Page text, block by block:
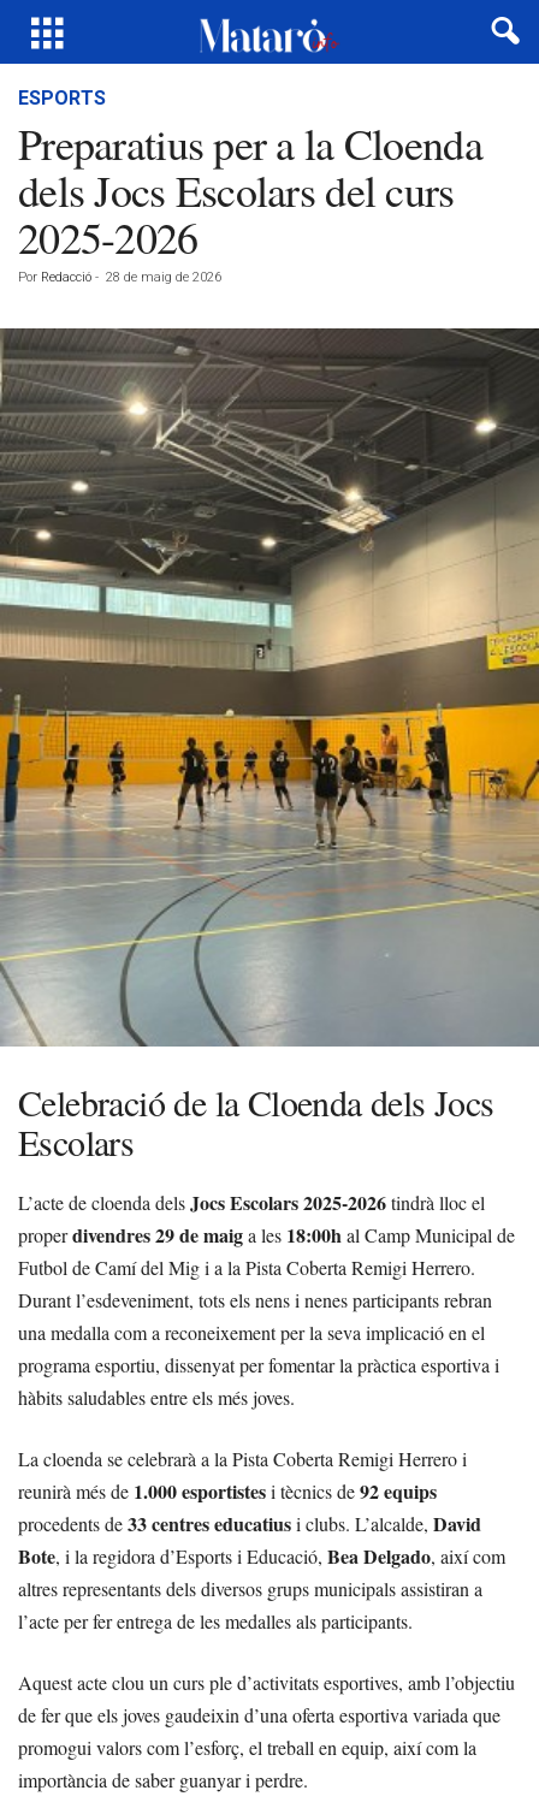
ESPORTS
Preparatius per a la Cloenda
dels Jocs Escolars del curs
2025-2026
Por Redacció - 28 de maig de 2026
Celebració de la Cloenda dels Jocs
Escolars
L’acte de cloenda delsJocs Escolars 2025-2026tindrà lloc el
properdivendres 29 de maiga les 18:00hal Camp Municipal de
Futbol de Camí del Mig i a la Pista Coberta Remigi Herrero.
Durant l’esdeveniment, tots els nens i nenes participants rebran
una medalla com a reconeixement per la seva implicació en el
programa esportiu, dissenyat per fomentar la pràctica esportiva i
hàbits saludables entre els més joves.
La cloenda se celebrarà a la Pista Coberta Remigi Herrero i
reunirà més de 1.000 esportistesi tècnics de92 equips
procedents de33 centres educatiusi clubs. L’alcalde, David
Bote, i la regidora d’Esports i Educació, Bea Delgado, així com
altres representants dels diversos grups municipals assistiran a
l’acte per fer entrega de les medalles als participants.
Aquest acte clou un curs ple d’activitats esportives, amb l’objectiu
de fer que els joves gaudeixin d’una oferta esportiva variada que
promogui valors com l’esforç, el treball en equip, així com la
importància de saber guanyar i perdre.